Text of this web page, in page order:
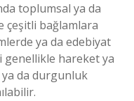
toplumsal ya da
çeşitli bağlamlara
ya da edebiyat
genellikle hareket ya
da durgunluk